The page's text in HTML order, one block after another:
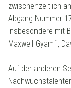
zwischenzeitlich
Abgang Nummer
insbesondere mit
Maxwell Gyamfi,
Auf der anderen